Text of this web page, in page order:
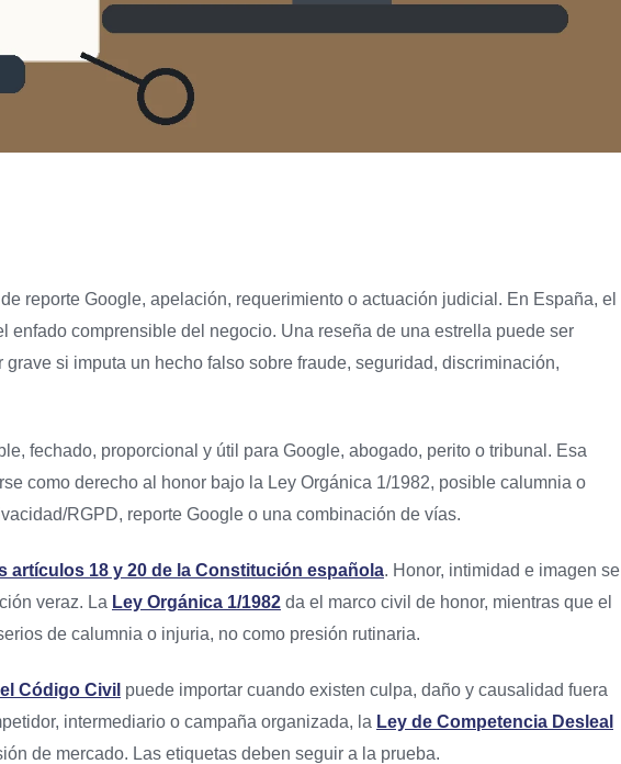
reporte Google, apelación, requerimiento o actuación judicial. En España, el
enfado comprensible del negocio. Una reseña de una estrella puede ser
si imputa un hecho falso sobre fraude, seguridad, discriminación,
fechado, proporcional y útil para Google, abogado, perito o tribunal. Esa
como derecho al honor bajo la Ley Orgánica 1/1982, posible calumnia o
RGPD, reporte Google o una combinación de vías.
artículos 18 y 20 de la Constitución española. Honor, intimidad e imagen se
veraz. La Ley Orgánica 1/1982 da el marco civil de honor, mientras que el
de calumnia o injuria, no como presión rutinaria.
Código Civil puede importar cuando existen culpa, daño y causalidad fuera
intermediario o campaña organizada, la Ley de Competencia Desleal
de mercado. Las etiquetas deben seguir a la prueba.